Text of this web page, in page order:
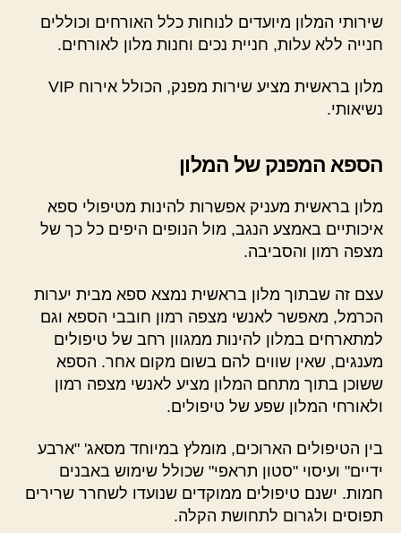
שירותי המלון מיועדים לנוחות כלל האורחים וכוללים
חנייה ללא עלות, חניית נכים וחנות מלון לאורחים.
מלון בראשית מציע שירות מפנק, הכולל אירוח VIP
נשיאותי.
הספא המפנק של המלון
מלון בראשית מעניק אפשרות להינות מטיפולי ספא
איכותיים באמצע הנגב, מול הנופים היפים כל כך של
מצפה רמון והסביבה.
עצם זה שבתוך מלון בראשית נמצא ספא מבית יערות
הכרמל, מאפשר לאנשי מצפה רמון חובבי הספא וגם
למתארחים במלון להינות ממגוון רחב של טיפולים
מענגים, שאין שווים להם בשום מקום אחר. הספא
ששוכן בתוך מתחם המלון מציע לאנשי מצפה רמון
ולאורחי המלון שפע של טיפולים.
בין הטיפולים הארוכים, מומלץ במיוחד מסאג' "ארבע
ידיים" ועיסוי "סטון תראפי" שכולל שימוש באבנים
חמות. ישנם טיפולים ממוקדים שנועדו לשחרר שרירים
תפוסים ולגרום לתחושת הקלה.